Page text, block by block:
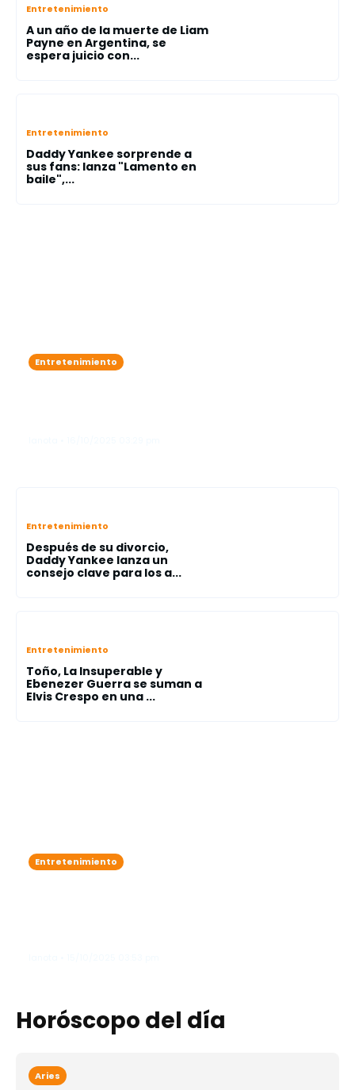
Entretenimiento
A un año de la muerte de Liam
Payne en Argentina, se
espera juicio con...
Entretenimiento
Daddy Yankee sorprende a
sus fans: lanza "Lamento en
baile",...
Entretenimiento
Entretenimiento
Después de su divorcio,
Daddy Yankee lanza un
consejo clave para los a...
Entretenimiento
Toño, La Insuperable y
Ebenezer Guerra se suman a
Elvis Crespo en una ...
Entretenimiento
Horóscopo del día
Aries